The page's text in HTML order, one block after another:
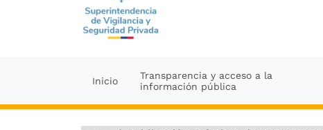
Inicio
Transparencia y acceso a la
información pública